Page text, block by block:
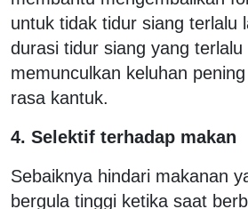
untuk tidak tidur siang terlalu
durasi tidur siang yang terlalu
memunculkan keluhan
rasa kantuk.
4. Selektif terhadap makan
Sebaiknya hindari makanan
bergula tinggi ketika saat